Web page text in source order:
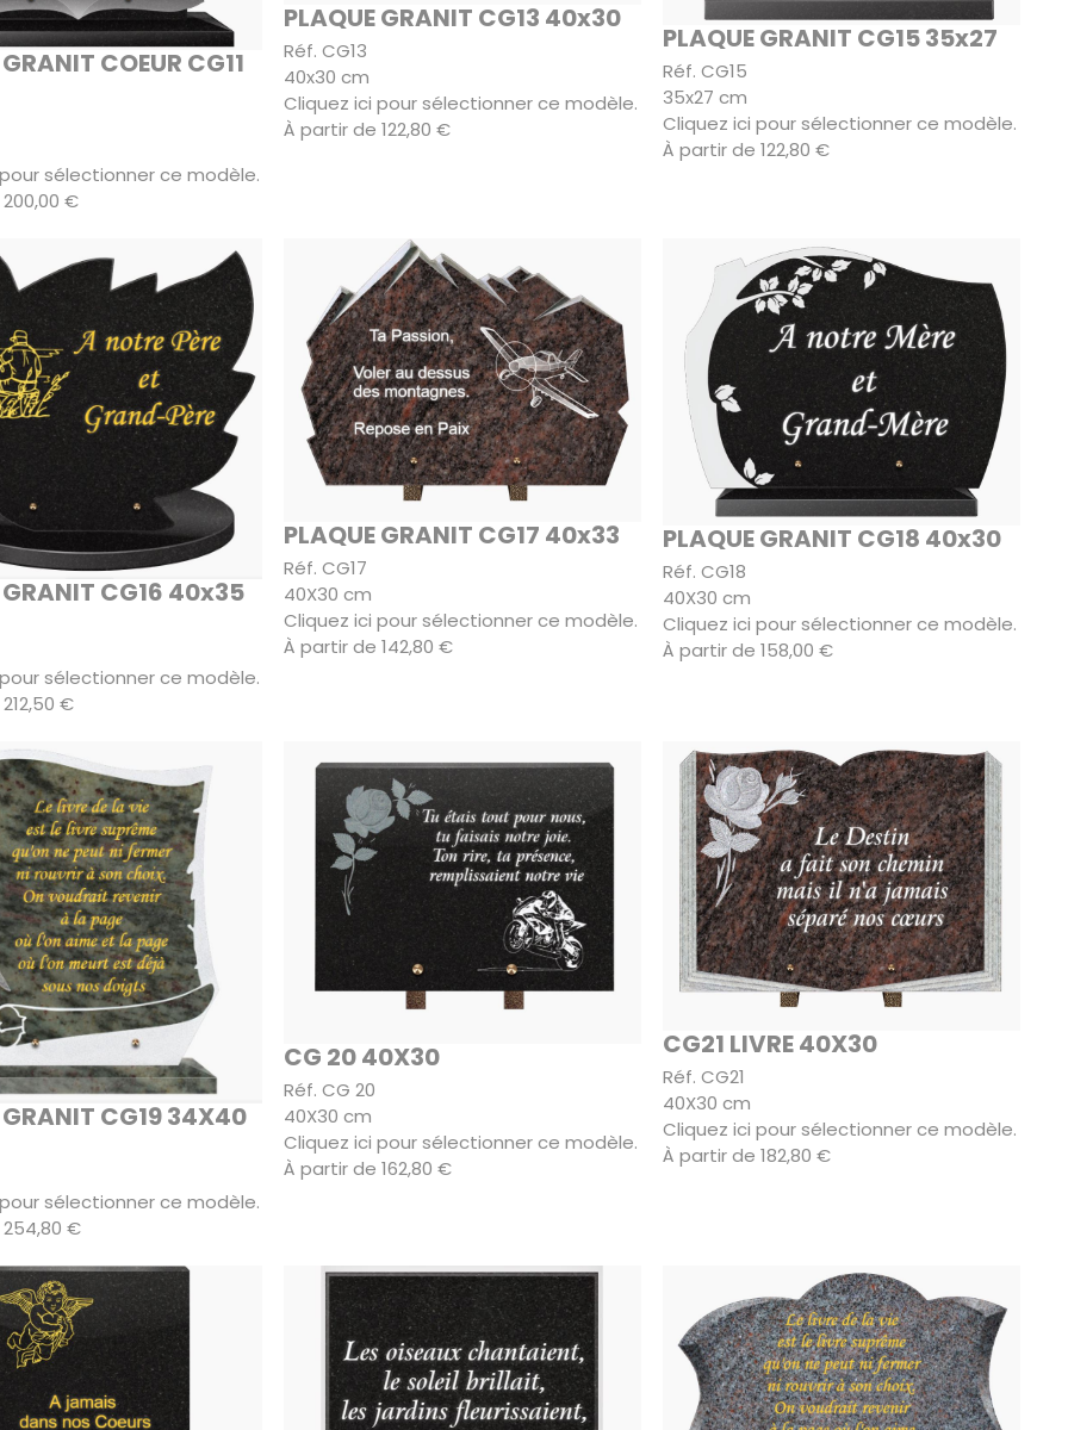
COEUR CG11
sélectionner ce modèle.
€
PLAQUE GRANIT CG13 40x30
Réf. CG13
40x30 cm
Cliquez ici pour sélectionner ce modèle.
À partir de 122,80 €
PLAQUE GRANIT CG15 35x27
Réf. CG15
35x27 cm
Cliquez ici pour sélectionner ce modèle.
À partir de 122,80 €
GRANIT CG16 40x35
sélectionner ce modèle.
€
PLAQUE GRANIT CG17 40x33
Réf. CG17
40X30 cm
Cliquez ici pour sélectionner ce modèle.
À partir de 142,80 €
PLAQUE GRANIT CG18 40x30
Réf. CG18
40X30 cm
Cliquez ici pour sélectionner ce modèle.
À partir de 158,00 €
GRANIT CG19 34X40
sélectionner ce modèle.
€
CG 20 40X30
Réf. CG 20
40X30 cm
Cliquez ici pour sélectionner ce modèle.
À partir de 162,80 €
CG21 LIVRE 40X30
Réf. CG21
40X30 cm
Cliquez ici pour sélectionner ce modèle.
À partir de 182,80 €